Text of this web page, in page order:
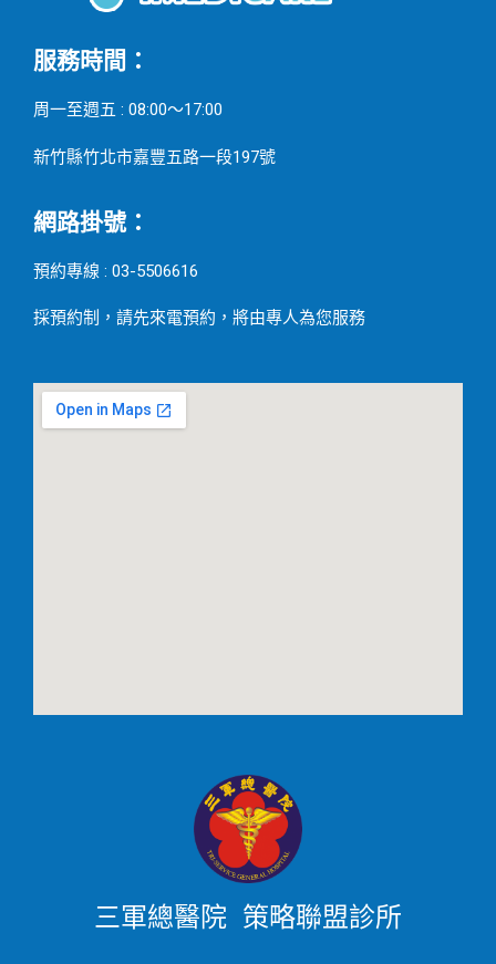
服務時間：
周一至週五 : 08:00～17:00
新竹縣竹北市嘉豐五路一段197號
網路掛號：
預約專線 : 03-5506616
採預約制，請先來電預約，將由專人為您服務
三軍總醫院 策略聯盟診所